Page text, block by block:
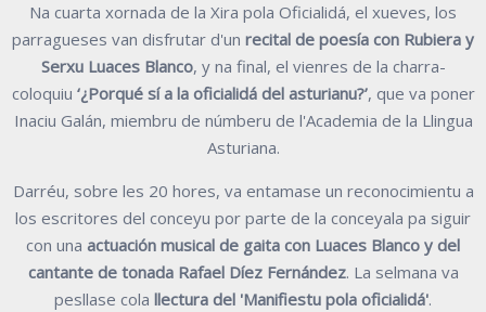
Na cuarta xornada de la Xira pola Oficialidá, el xueves, los
parragueses van disfrutar d'un recital de poesía con Rubiera y
Serxu Luaces Blanco, y na final, el vienres de la charra-
coloquiu ‘¿Porqué sí a la oficialidá del asturianu?’, que va poner
Inaciu Galán, miembru de númberu de l'Academia de la Llingua
Asturiana.
Darréu, sobre les 20 hores, va entamase un reconocimientu a
los escritores del conceyu por parte de la conceyala pa siguir
con una actuación musical de gaita con Luaces Blanco y del
cantante de tonada Rafael Díez Fernández. La selmana va
pesllase cola llectura del 'Manifiestu pola oficialidá'.